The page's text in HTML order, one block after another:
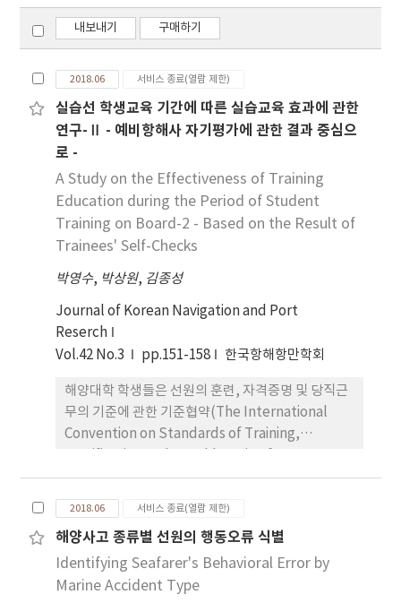
내보내기 구매하기
2018.06 서비스 종료(열람 제한)
실습선 학생교육 기간에 따른 실습교육 효과에 관한
연구-Ⅱ - 예비항해사 자기평가에 관한 결과 중심으
로 -
A Study on the Effectiveness of Training
Education during the Period of Student
Training on Board-2 - Based on the Result of
Trainees' Self-Checks
박영수, 박상원, 김종성
Journal of Korean Navigation and Port
Reserch
Vol.42 No.3
pp.151-158 한국항해항만학회
해양대학 학생들은 선원의 훈련, 자격증명 및 당직근
무의 기준에 관한 기준협약(The International
Convention on Standards of Training,
Seafarers, STCW 협약)에 의해 1년 항해실습을 하
고 있다. 본 연구는 실습 교육 기간에 대한 효과와 더
불어 어떤 교육 내용의 성취도가 향상되었는지, 또한
교육 과정 중 미진한 부분이 무엇인지를 실습 기간별
로 분석하였다. 대상은 한국해양대학교 실습선에 승
선한 3학년 학생들을 대상으로 하였다. 본 연구의 목
2018.06 서비스 종료(열람 제한)
해양사고 종류별 선원의 행동오류 식별
Identifying Seafarer's Behavioral Error by
Marine Accident Type